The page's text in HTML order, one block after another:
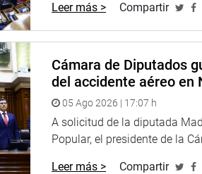
Leer más > Compartir
Cámara de Diputados
del accidente aéreo en
05 Ago 2026 | 17:07 h
A solicitud de la diputada
Popular, el presidente de la
Leer más > Compartir